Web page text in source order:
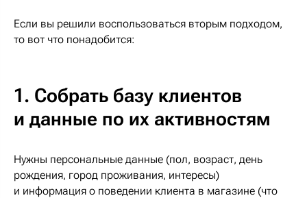
Если вы решили воспользоваться вторым подходом,
то вот что понадобится:
1. Собрать базу клиентов
и данные по их активностям
Нужны персональные данные (пол, возраст, день
рождения, город проживания, интересы)
и информация о поведении клиента в магазине (что